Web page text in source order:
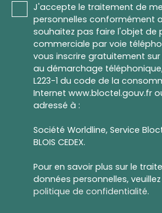
J'accepte le traitement de
personnelles conformément
souhaitez pas faire l'objet de
commerciale par voie
vous inscrire gratuitement
au démarchage
L223-1 du code de la
Internet www.bloctel.gouv.fr
adressé à :
Société Worldline, Service
BLOIS CEDEX.
Pour en savoir plus sur le
données personnelles,
politique de confidentialité.